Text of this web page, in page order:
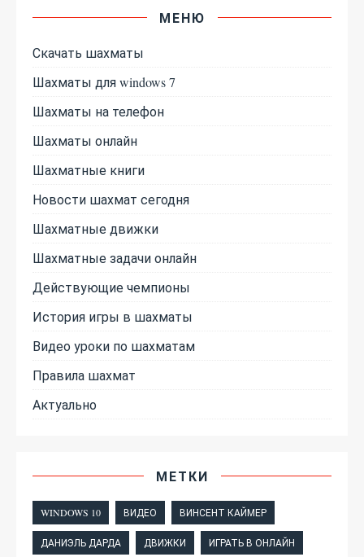
МЕНЮ
Скачать шахматы
Шахматы для windows 7
Шахматы на телефон
Шахматы онлайн
Шахматные книги
Новости шахмат сегодня
Шахматные движки
Шахматные задачи онлайн
Действующие чемпионы
История игры в шахматы
Видео уроки по шахматам
Правила шахмат
Актуально
МЕТКИ
WINDOWS 10 ВИДЕО ВИНСЕНТ КАЙМЕР
ДАНИЭЛЬ ДАРДА ДВИЖКИ ИГРАТЬ В ОНЛАЙН